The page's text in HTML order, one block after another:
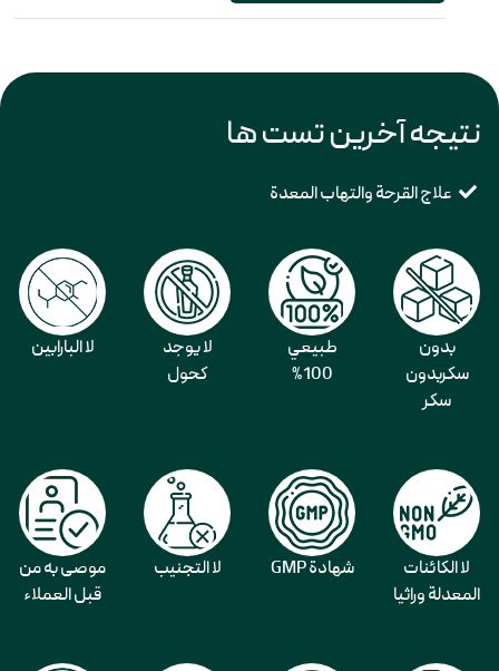
نتیجه آخرین تست ها
علاج القرحة والتهاب المعدة
بدون
سكربدون
سكر
طبيعي
100%
لا يوجد
كحول
لا البارابين
لا الكائنات
المعدلة وراثيا
شهادة GMP لا التجنيب
موصى به من
قبل العملاء